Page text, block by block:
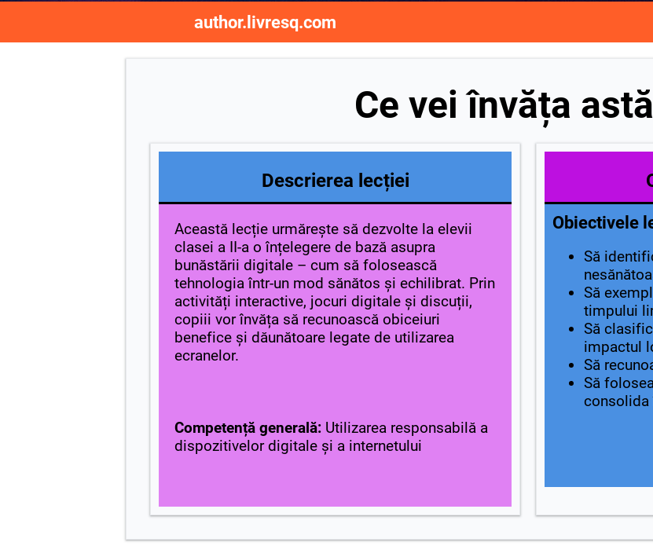
author.livresq.com
Ce vei învăța
Descrierea lecției
Această lecție urmărește să dezvolte la elevii
clasei a II-a o înțelegere de bază asupra
bunăstării digitale – cum să folosească
tehnologia într-un mod sănătos și echilibrat. Prin
activități interactive, jocuri digitale și discuții,
copiii vor învăța să recunoască obiceiuri
benefice și dăunătoare legate de utilizarea
ecranelor.
Competență generală: Utilizarea responsabilă a
dispozitivelor digitale și a internetului
Obiectivele
Să
Să
timpului
Să
impactul
Să
Să
consolida